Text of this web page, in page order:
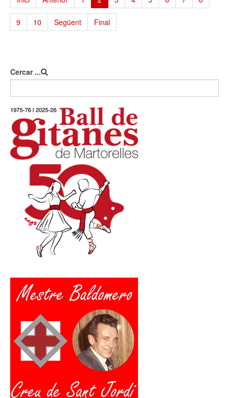
9 10 Següent Final
Cercar ...